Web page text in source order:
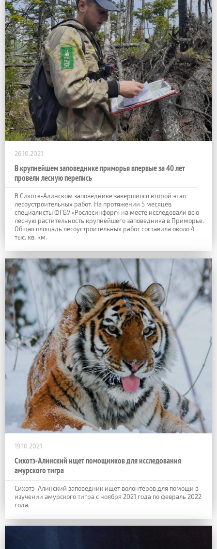
26.10.2021
В крупнейшем заповеднике приморья впервые за 40 лет
провели лесную перепись
В Сихотэ-Алинском заповеднике завершился второй этап
лесоустроительных работ. На протяжении 5 месяцев
специалисты ФГБУ «Рослесинфорг» на месте исследовали всю
лесную растительность крупнейшего заповедника в Приморье.
Общая площадь лесоустроительных работ составила около 4
тыс. кв. км.
19.10.2021
Сихотэ-Алинский ищет помощников для исследования
амурского тигра
Сихотэ-Алинский заповедник ищет волонтеров для помощи в
изучении амурского тигра с ноября 2021 года по февраль 2022
года.